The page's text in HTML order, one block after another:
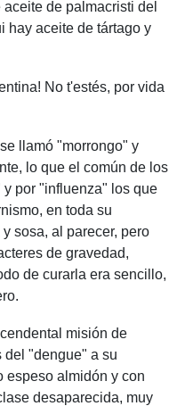
de palmacristi del
hay aceite de tártago y
No t'estés, por vida
llamó "morrongo" y
lo que el común de los
por "influenza" los que
en toda su
sosa, al parecer, pero
de gravedad,
de curarla era sencillo,
misión de
del "dengue" a su
espeso almidón y con
desaparecida, muy